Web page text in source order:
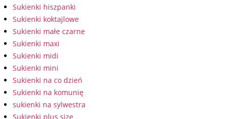
Sukienki hiszpanki
Sukienki koktajlowe
Sukienki małe czarne
Sukienki maxi
Sukienki midi
Sukienki mini
Sukienki na co dzień
Sukienki na komunię
sukienki na sylwestra
Sukienki plus size